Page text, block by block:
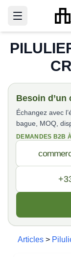
Besoin
Échangez avec
bague, MOQ,
DEMANDES B2B
Articles >